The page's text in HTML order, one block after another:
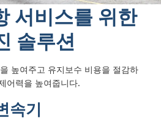
서비스를 위한
솔루션
높여주고 유지보수 비용을 절감하
어력을 높여줍니다.
속기